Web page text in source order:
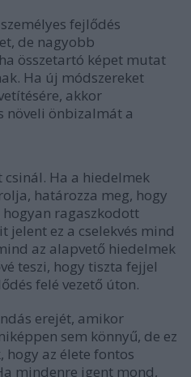
fejlődés
de nagyobb
összetartó képet mutat
Ha új módszereket
akkor
növeli önbizalmát a
Ha a hiedelmek
határozza meg, hogy
ragaszkodott
jelent ez a cselekvés mind
az alapvető hiedelmek
teszi, hogy tiszta fejjel
felé vezető úton.
erejét, amikor
sem könnyű, de ez
hogy az élete fontos
mindenre igent mond,